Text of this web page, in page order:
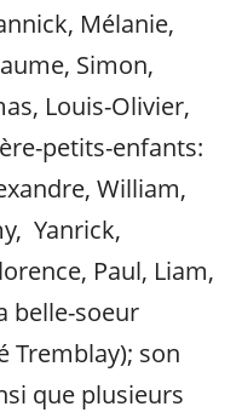
Mélanie,
Simon,
Louis-Olivier,
petits-enfants:
William,
Yanrick,
Paul, Liam,
belle-soeur
Tremblay); son
que plusieurs